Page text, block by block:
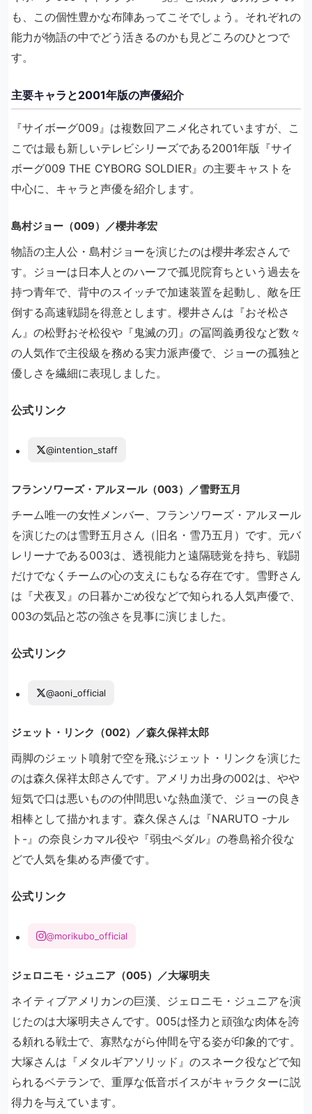
も、この個性豊かな布陣あってこそでしょう。それぞれの
能力が物語の中でどう活きるのかも見どころのひとつで
す。
主要キャラと2001年版の声優紹介
『サイボーグ009』は複数回アニメ化されていますが、こ
こでは最も新しいテレビシリーズである2001年版『サイ
ボーグ009 THE CYBORG SOLDIER』の主要キャストを
中心に、キャラと声優を紹介します。
島村ジョー（009）／櫻井孝宏
物語の主人公・島村ジョーを演じたのは櫻井孝宏さんで
す。ジョーは日本人とのハーフで孤児院育ちという過去を
持つ青年で、背中のスイッチで加速装置を起動し、敵を圧
倒する高速戦闘を得意とします。櫻井さんは『おそ松さ
ん』の松野おそ松役や『鬼滅の刃』の冨岡義勇役など数々
の人気作で主役級を務める実力派声優で、ジョーの孤独と
優しさを繊細に表現しました。
公式リンク
@intention_staff
フランソワーズ・アルヌール（003）／雪野五月
チーム唯一の女性メンバー、フランソワーズ・アルヌール
を演じたのは雪野五月さん（旧名・雪乃五月）です。元バ
レリーナである003は、透視能力と遠隔聴覚を持ち、戦闘
だけでなくチームの心の支えにもなる存在です。雪野さん
は『犬夜叉』の日暮かごめ役などで知られる人気声優で、
003の気品と芯の強さを見事に演じました。
公式リンク
@aoni_official
ジェット・リンク（002）／森久保祥太郎
両脚のジェット噴射で空を飛ぶジェット・リンクを演じた
のは森久保祥太郎さんです。アメリカ出身の002は、やや
短気で口は悪いものの仲間思いな熱血漢で、ジョーの良き
相棒として描かれます。森久保さんは『NARUTO -ナル
ト-』の奈良シカマル役や『弱虫ペダル』の巻島裕介役な
どで人気を集める声優です。
公式リンク
@morikubo_official
ジェロニモ・ジュニア（005）／大塚明夫
ネイティブアメリカンの巨漢、ジェロニモ・ジュニアを演
じたのは大塚明夫さんです。005は怪力と頑強な肉体を誇
る頼れる戦士で、寡黙ながら仲間を守る姿が印象的です。
大塚さんは『メタルギアソリッド』のスネーク役などで知
られるベテランで、重厚な低音ボイスがキャラクターに説
得力を与えています。